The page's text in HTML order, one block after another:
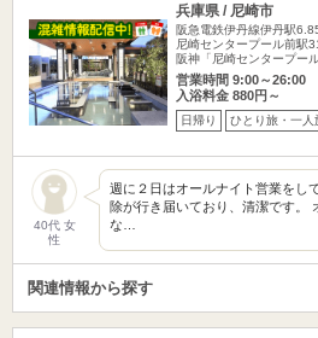
兵庫県 / 尼崎市
阪急電鉄伊丹線伊丹駅
尼崎センタープール前駅
阪神「尼崎センタープー
営業時間 9:00～26:00
入浴料金 880円～
日帰り ひとり旅・一人
40代 女
性
週に２日はオールナイト営業をし
除が行き届いており、清潔です。
な…
関連情報から探す